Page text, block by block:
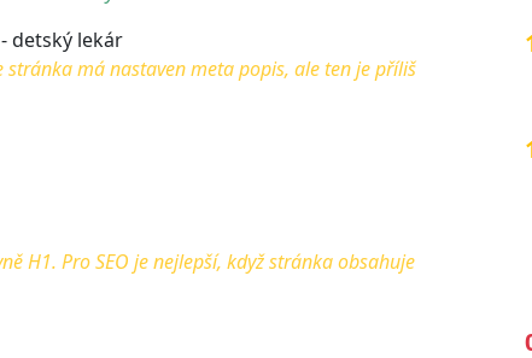
detský lekár
stránka má nastaven meta popis, ale ten je příliš
H1. Pro SEO je nejlepší, když stránka obsahuje